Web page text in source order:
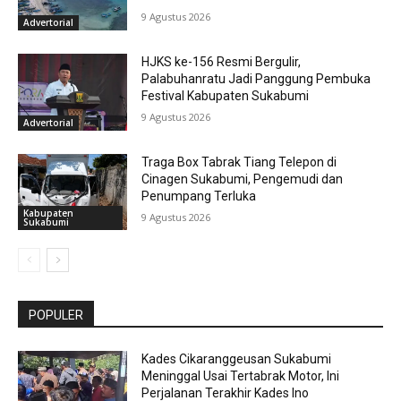
Advertorial 9 Agustus 2026
Advertorial
HJKS ke-156 Resmi Bergulir,
Palabuhanratu Jadi Panggung Pembuka
Festival Kabupaten Sukabumi
9 Agustus 2026
Kabupaten
Sukabumi
Traga Box Tabrak Tiang Telepon di
Cinagen Sukabumi, Pengemudi dan
Penumpang Terluka
9 Agustus 2026
POPULER
Kades Cikaranggeusan Sukabumi
Meninggal Usai Tertabrak Motor, Ini
Perjalanan Terakhir Kades Ino